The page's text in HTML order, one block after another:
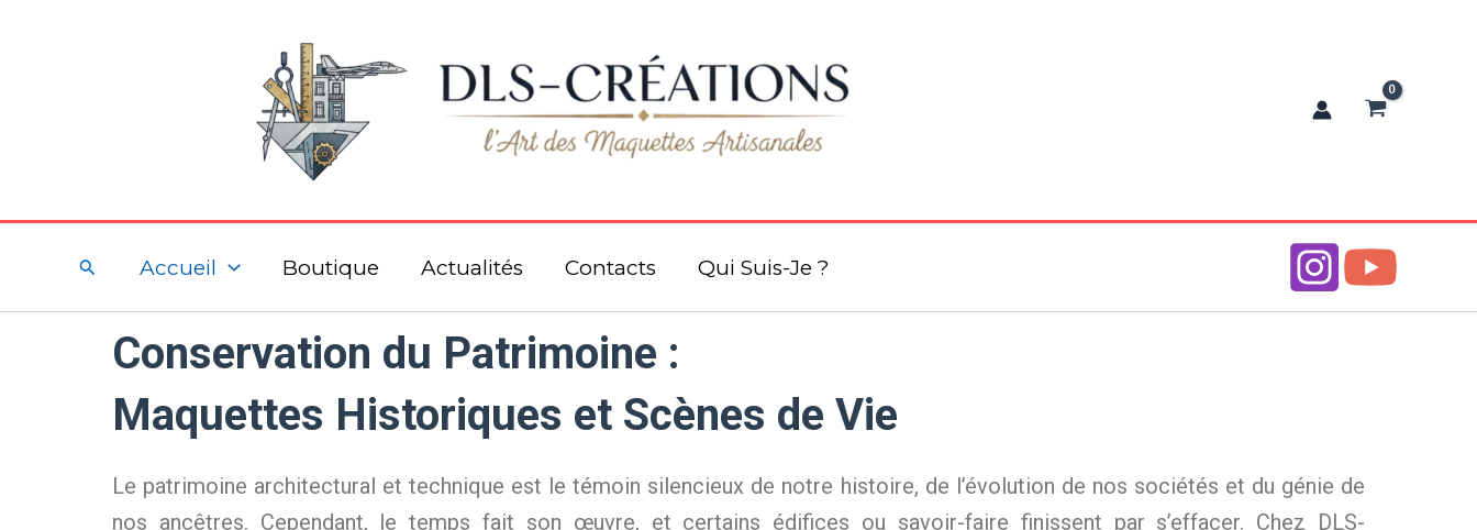
RechercherAccueil Boutique Actualités Contacts Qui Suis-Je ?
Conservation du Patrimoine :
Maquettes Historiques et Scènes de Vie
Le patrimoine architectural et technique est le témoin silencieux de notre histoire, de l’évolution de nos sociétés et du génie de
nos ancêtres. Cependant, le temps fait son œuvre, et certains édifices ou savoir-faire finissent par s’effacer. Chez DLS-